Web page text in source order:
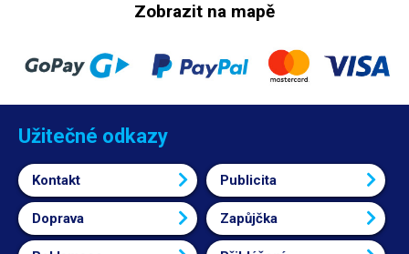
Zobrazit na mapě
Užitečné odkazy
Kontakt Publicita
Doprava Zapůjčka